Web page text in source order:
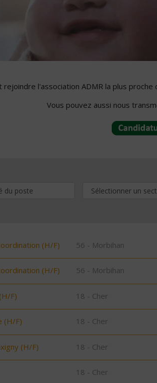
l'association ADMR la plus
Vous pouvez aussi nous
(H/F) 56 - Morbihan
(H/F) 56 - Morbihan
F) 18 - Cher
(H/F) 18 - Cher
(H/F) 18 - Cher
18 - Cher